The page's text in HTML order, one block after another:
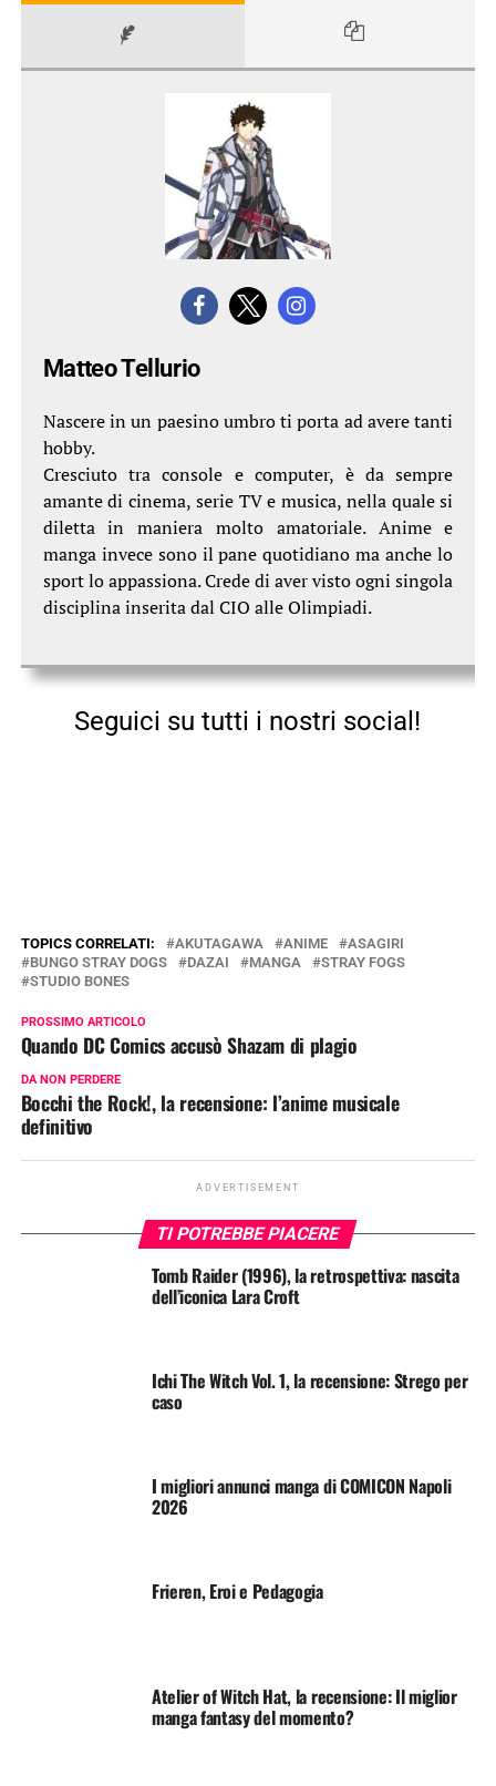
Matteo Tellurio
Nascere in un paesino umbro ti porta ad avere tanti
hobby.
Cresciuto tra console e computer, è da sempre
amante di cinema, serie TV e musica, nella quale si
diletta in maniera molto amatoriale. Anime e
manga invece sono il pane quotidiano ma anche lo
sport lo appassiona. Crede di aver visto ogni singola
disciplina inserita dal CIO alle Olimpiadi.
Seguici su tutti i nostri social!
TOPICS CORRELATI: AKUTAGAWA ANIME
ASAGIRI
BUNGO STRAY DOGS
DAZAI MANGA
STRAY FOGS
STUDIO BONES
PROSSIMO ARTICOLO
Quando DC Comics accusò Shazam di plagio
DA NON PERDERE
Bocchi the Rock!, la recensione: l’anime musicale
definitivo
ADVERTISEMENT
TI POTREBBE PIACERE
Tomb Raider (1996), la retrospettiva: nascita
dell’iconica Lara Croft
Ichi The Witch Vol. 1, la recensione: Strego per
caso
I migliori annunci manga di COMICON Napoli
2026
Frieren, Eroi e Pedagogia
Atelier of Witch Hat, la recensione: Il miglior
manga fantasy del momento?